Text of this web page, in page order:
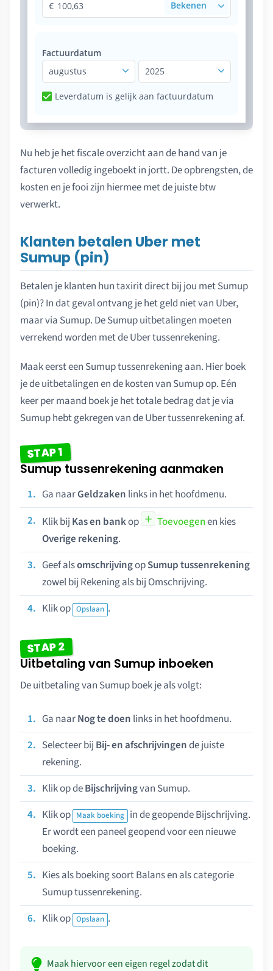
100,63
Factuurdatum
augustus
2025
Leverdatum is gelijk aan factuurdatum
Nu heb je het fiscale overzicht aan de hand van je
facturen volledig ingeboekt in jortt. De opbrengsten, de
kosten en je fooi zijn hiermee met de juiste btw
verwerkt.
Klanten betalen Uber met
Sumup (pin)
Betalen je klanten hun taxirit direct bij jou met Sumup
(pin)? In dat geval ontvang je het geld niet van Uber,
maar via Sumup. De Sumup uitbetalingen moeten
verrekend worden met de Uber tussenrekening.
Maak eerst een Sumup tussenrekening aan. Hier boek
je de uitbetalingen en de kosten van Sumup op. Eén
keer per maand boek je het totale bedrag dat je via
Sumup hebt gekregen van de Uber tussenrekening af.
STAP 1
Sumup tussenrekening aanmaken
Ga naarGeldzaken links in het hoofdmenu.
Klik bij Kas en bankop Toevoegenen kies
Overige rekening.
Geef alsomschrijvingopSumup tussenrekening
zowel bij Rekening als bij Omschrijving.
Klik op Opslaan .
STAP 2
Uitbetaling van Sumup inboeken
De uitbetaling van Sumup boek je als volgt:
Ga naarNog te doen links in het hoofdmenu.
Selecteer bij Bij- en afschrijvingende juiste
rekening.
Klik op deBijschrijvingvan Sumup.
Klik op Maak boeking in de geopende Bijschrijving.
Er wordt een paneel geopend voor een nieuwe
boeking.
Kies als boeking soort Balans en als categorie
Sumup tussenrekening.
Klik op Opslaan .
Maak hiervoor een eigen regel zodat dit